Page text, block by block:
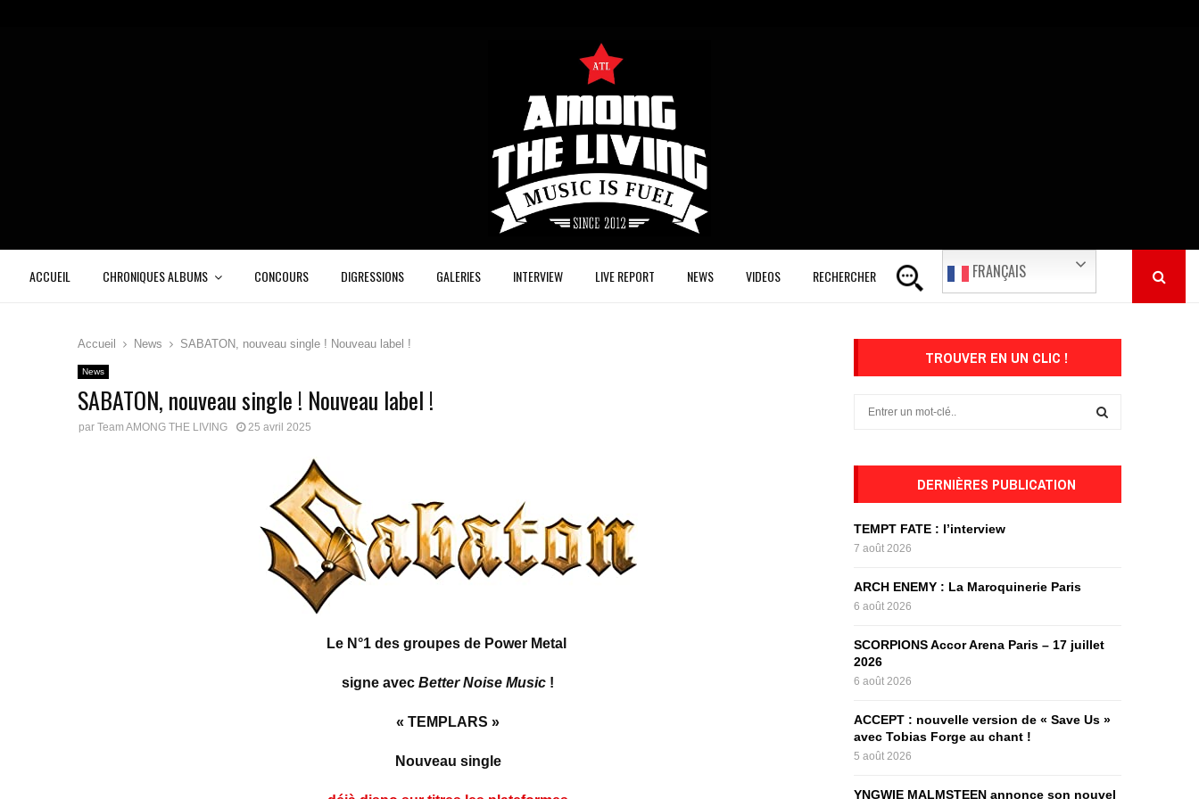
ACCUEIL CHRONIQUES ALBUMS CONCOURS DIGRESSIONS GALERIES INTERVIEW LIVE REPORT NEWS VIDEOS RECHERCHER FRANÇAIS
Accueil News SABATON, nouveau single ! Nouveau label !
News
SABATON, nouveau single ! Nouveau label !
par Team AMONG THE LIVING 25 avril 2025
Le N°1 des groupes de Power Metal
signe avec Better Noise Music !
« TEMPLARS »
Nouveau single
TROUVER EN UN CLIC !
o
r
DERNIÈRES PUBLICATION
TEMPT FATE : l’interview
7 août 2026
ARCH ENEMY : La Maroquinerie Paris
6 août 2026
SCORPIONS Accor Arena Paris – 17 juillet
2026
6 août 2026
ACCEPT : nouvelle version de « Save Us »
avec Tobias Forge au chant !
5 août 2026
YNGWIE MALMSTEEN annonce son nouvel